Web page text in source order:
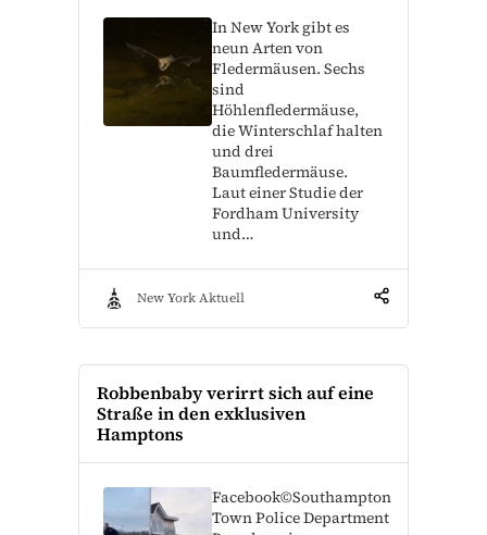
In New York gibt es
neun Arten von
Fledermäusen. Sechs
sind
Höhlenfledermäuse,
die Winterschlaf halten
und drei
Baumfledermäuse.
Laut einer Studie der
Fordham University
und…
New York Aktuell
Robbenbaby verirrt sich auf eine
Straße in den exklusiven
Hamptons
Facebook©Southampton
Town Police Department